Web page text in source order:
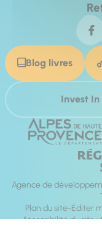
Blog livres
Invest In
Agence de
Plan du site Éditer
Accessibilité du site